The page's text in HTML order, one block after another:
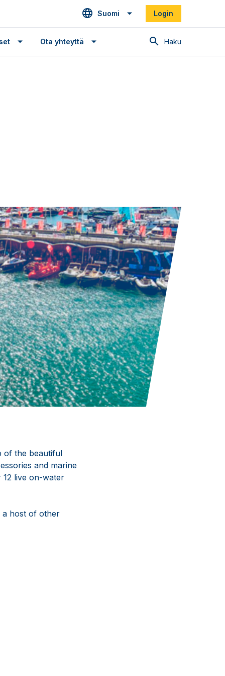
Suomi Login
Haku
Ota yhteyttä
of the beautiful
and marine
12 live on-water
a host of other